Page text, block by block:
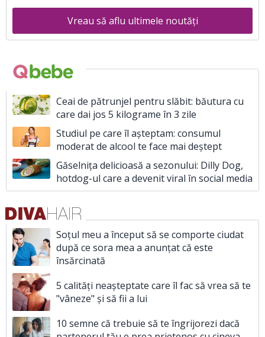
Vreau să aflu ultimele noutăți
Ceai de pătrunjel pentru slăbit: băutura cu
care dai jos 5 kilograme în 3 zile
Studiul pe care îl așteptam: consumul
moderat de alcool te face mai deștept
Găselnița delicioasă a sezonului: Dilly Dog,
hotdog-ul care a devenit viral în social media
Soțul meu a început să se comporte ciudat
după ce sora mea a anunțat că este
însărcinată
5 calități neașteptate care îl fac să vrea să te
"vâneze" și să fii a lui
10 semne că trebuie să te îngrijorezi dacă